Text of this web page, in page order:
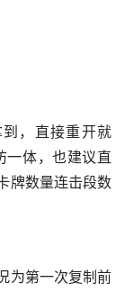
，直接重开就
一体，也建议直
牌数量连击段数
为第一次复制前